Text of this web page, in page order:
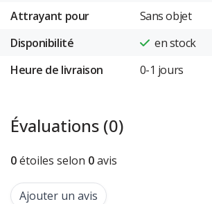
Attrayant pour
Sans objet
Disponibilité
en stock
Heure de livraison
0-1 jours
Évaluations (0)
0étoiles selon 0avis
Ajouter un avis